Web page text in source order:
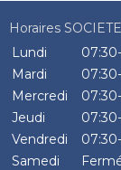
Horaires
Lundi
Mardi
Mercredi
Jeudi
Vendredi
Samedi